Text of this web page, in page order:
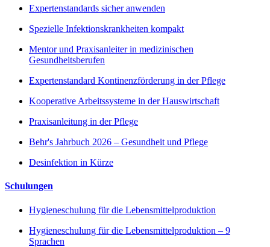
Expertenstandards sicher anwenden
Spezielle Infektionskrankheiten kompakt
Mentor und Praxisanleiter in medizinischen
Gesundheitsberufen
Expertenstandard Kontinenzförderung in der Pflege
Kooperative Arbeitssysteme in der Hauswirtschaft
Praxisanleitung in der Pflege
Behr's Jahrbuch 2026 – Gesundheit und Pflege
Desinfektion in Kürze
Schulungen
Hygieneschulung für die Lebensmittelproduktion
Hygieneschulung für die Lebensmittelproduktion – 9
Sprachen